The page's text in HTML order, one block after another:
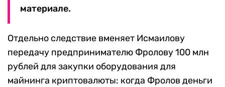
материале.
Отдельно следствие вменяет Исмаилову
передачу предпринимателю Фролову 100 млн
рублей для закупки оборудования для
майнинга криптовалюты: когда Фролов деньги